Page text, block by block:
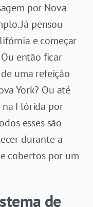
por Nova
Já pensou
e começar
então ficar
uma refeição
York? Ou até
Flórida por
esses são
durante a
cobertos por um
de